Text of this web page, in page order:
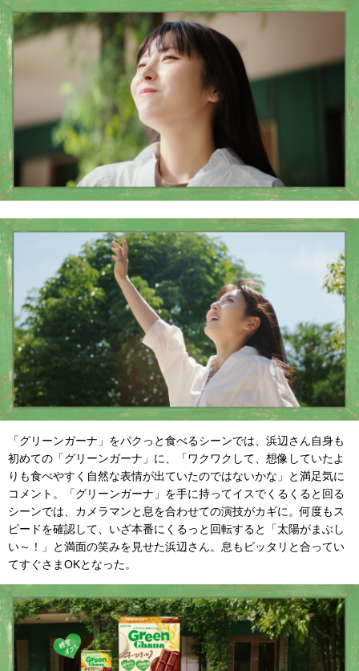
「グリーンガーナ」をパクっと食べるシーンでは、浜辺さん自身も
初めての「グリーンガーナ」に、「ワクワクして、想像していたよ
りも食べやすく自然な表情が出ていたのではないかな」と満足気に
コメント。「グリーンガーナ」を手に持ってイスでくるくると回る
シーンでは、カメラマンと息を合わせての演技がカギに。何度もス
ピードを確認して、いざ本番にくるっと回転すると「太陽がまぶし
い～！」と満面の笑みを見せた浜辺さん。息もピッタリと合ってい
てすぐさまOKとなった。